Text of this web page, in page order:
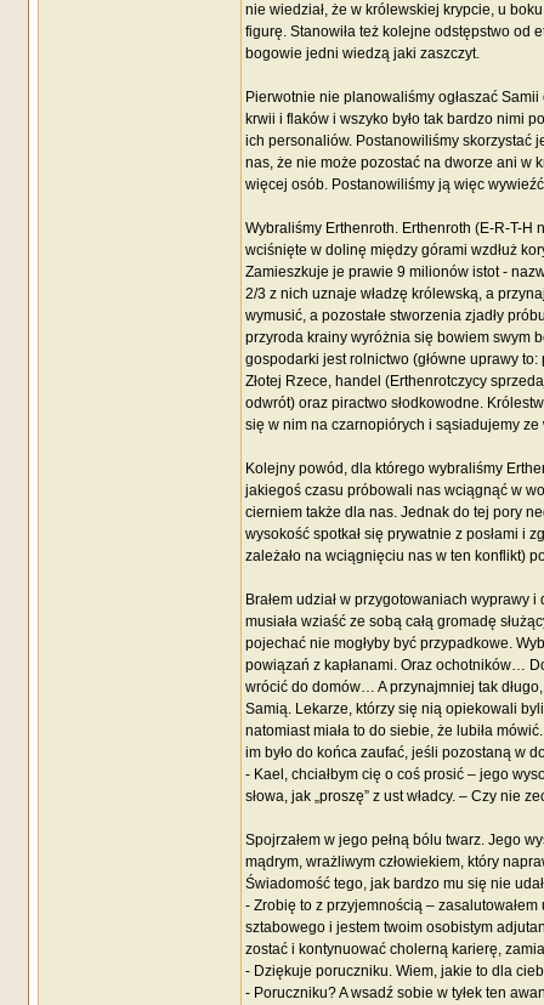
nie wiedział, że w królewskiej krypcie, u
figurę. Stanowiła też kolejne odstępstwo od
bogowie jedni wiedzą jaki zaszczyt.
Pierwotnie nie planowaliśmy ogłaszać Samii
krwii i flaków i wszyko było tak bardzo nimi
ich personaliów. Postanowiliśmy skorzystać
nas, że nie może pozostać na dworze ani w
więcej osób. Postanowiliśmy ją więc
Wybraliśmy Erthenroth. Erthenroth (E-R-T-H
wciśnięte w dolinę między górami wzdłuż
Zamieszkuje je prawie 9 milionów istot -
2/3 z nich uznaje władzę królewską, a
wymusić, a pozostałe stworzenia zjadły
przyroda krainy wyróżnia się bowiem swym
gospodarki jest rolnictwo (główne uprawy
Złotej Rzece, handel (Erthenrotczycy
odwrót) oraz piractwo słodkowodne.
się w nim na czarnopiórych i sąsiadujemy
Kolejny powód, dla którego wybraliśmy
jakiegoś czasu próbowali nas wciągnąć w
cierniem także dla nas. Jednak do tej pory
wysokość spotkał się prywatnie z posłami i
zależało na wciągnięciu nas w ten konflikt)
Brałem udział w przygotowaniach wyprawy
musiała wziaść ze sobą całą gromadę
pojechać nie mogłyby być przypadkowe.
powiązań z kapłanami. Oraz ochotników…
wrócić do domów… A przynajmniej tak
Samią. Lekarze, którzy się nią opiekowali
natomiast miała to do siebie, że lubiła
im było do końca zaufać, jeśli pozostaną w
- Kael, chciałbym cię o coś prosić – jego
słowa, jak „proszę” z ust władcy. – Czy nie
Spojrzałem w jego pełną bólu twarz. Jego
mądrym, wrażliwym człowiekiem, który
Świadomość tego, jak bardzo mu się nie
- Zrobię to z przyjemnością –
sztabowego i jestem twoim osobistym
zostać i kontynuować cholerną karierę,
- Dziękuje poruczniku. Wiem, jakie to dla
- Poruczniku? A wsadź sobie w tyłek ten